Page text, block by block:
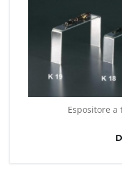
Espositore